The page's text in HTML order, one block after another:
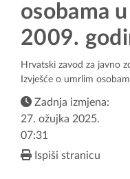
osobama
2009.
Hrvatski zavod za javno
Izvješće o umrlim
Zadnja izmjena:
27. ožujka 2025.
07:31
Ispiši stranicu